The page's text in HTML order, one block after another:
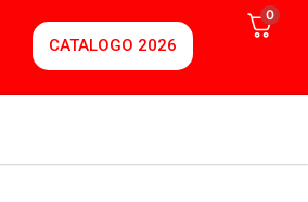
CATALOGO 2026
0